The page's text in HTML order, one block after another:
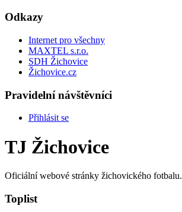
Odkazy
Internet pro všechny
MAXTEL s.r.o.
SDH Žichovice
Žichovice.cz
Pravidelní návštěvníci
Přihlásit se
TJ Žichovice
Oficiální webové stránky žichovického fotbalu.
Toplist